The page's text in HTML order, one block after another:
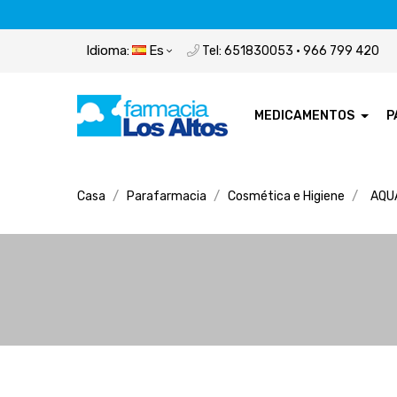
Idioma: Es Tel: 651830053 · 966 799 420
MEDICAMENTOS
Casa Parafarmacia Cosmética e Higiene